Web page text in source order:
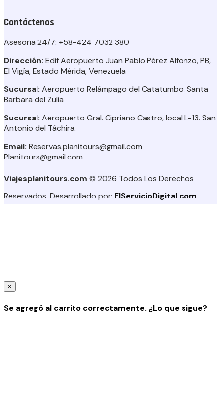
Contáctenos
Asesoría 24/7: +58-424 7032 380
Dirección: Edif Aeropuerto Juan Pablo Pérez Alfonzo, PB,
El Vigía, Estado Mérida, Venezuela
Sucursal: Aeropuerto Relámpago del Catatumbo, Santa
Barbara del Zulia
Sucursal: Aeropuerto Gral. Cipriano Castro, local L-13. San
Antonio del Táchira.
Email: Reservas.planitours@gmail.com
Planitours@gmail.com
Viajesplanitours.com © 2026 Todos Los Derechos
Reservados. Desarrollado por: ElServicioDigital.com
×
Se agregó al carrito correctamente. ¿Lo que sigue?